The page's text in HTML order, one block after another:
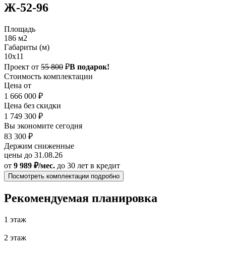
Ж-52-96
Площадь
186 м2
Габариты (м)
10х11
Проект от 55 800 ₽В подарок!
Стоимость комплектации
Цена от
1 666 000 ₽
Цена без скидки
1 749 300 ₽
Вы экономите сегодня
83 300 ₽
Держим сниженные
цены до 31.08.26
от 9 989 ₽/мес. до 30 лет в кредит
Посмотреть комплектации подробно
Рекомендуемая планировка
1 этаж
2 этаж